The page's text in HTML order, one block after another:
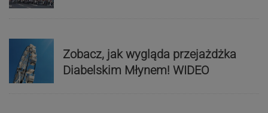
Zobacz, jak wygląda przejażdżka
Diabelskim Młynem! WIDEO